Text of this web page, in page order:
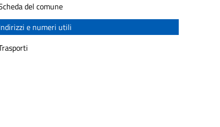
del comune
e numeri utili